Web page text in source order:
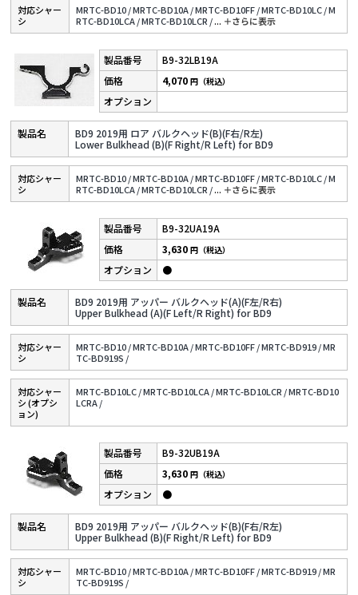
対応シャー
シ
MRTC-BD10 /MRTC-BD10A /MRTC-BD10FF /MRTC-BD10LC /M
RTC-BD10LCA /MRTC-BD10LCR /... ＋さらに表⽰
B9-32LB19A
BD9 2019用 ロア バルクヘッド(B)(F右/R左)
Lower Bulkhead (B)(F Right/R Left) for BD9
4,070円（税込）
対応シャー
シ
MRTC-BD10 /MRTC-BD10A /MRTC-BD10FF /MRTC-BD10LC /M
RTC-BD10LCA /MRTC-BD10LCR /... ＋さらに表⽰
B9-32UA19A
BD9 2019用 アッパー バルクヘッド(A)(F左/R右)
Upper Bulkhead (A)(F Left/R Right) for BD9
3,630円（税込）
●
対応シャー
シ
MRTC-BD10 /MRTC-BD10A /MRTC-BD10FF /MRTC-BD919 /MR
TC-BD919S /
対応シャー
シ (オプシ
ョン)
MRTC-BD10LC /MRTC-BD10LCA /MRTC-BD10LCR /MRTC-BD10
LCRA /
B9-32UB19A
BD9 2019用 アッパー バルクヘッド(B)(F右/R左)
Upper Bulkhead (B)(F Right/R Left) for BD9
3,630円（税込）
●
対応シャー
シ
MRTC-BD10 /MRTC-BD10A /MRTC-BD10FF /MRTC-BD919 /MR
TC-BD919S /